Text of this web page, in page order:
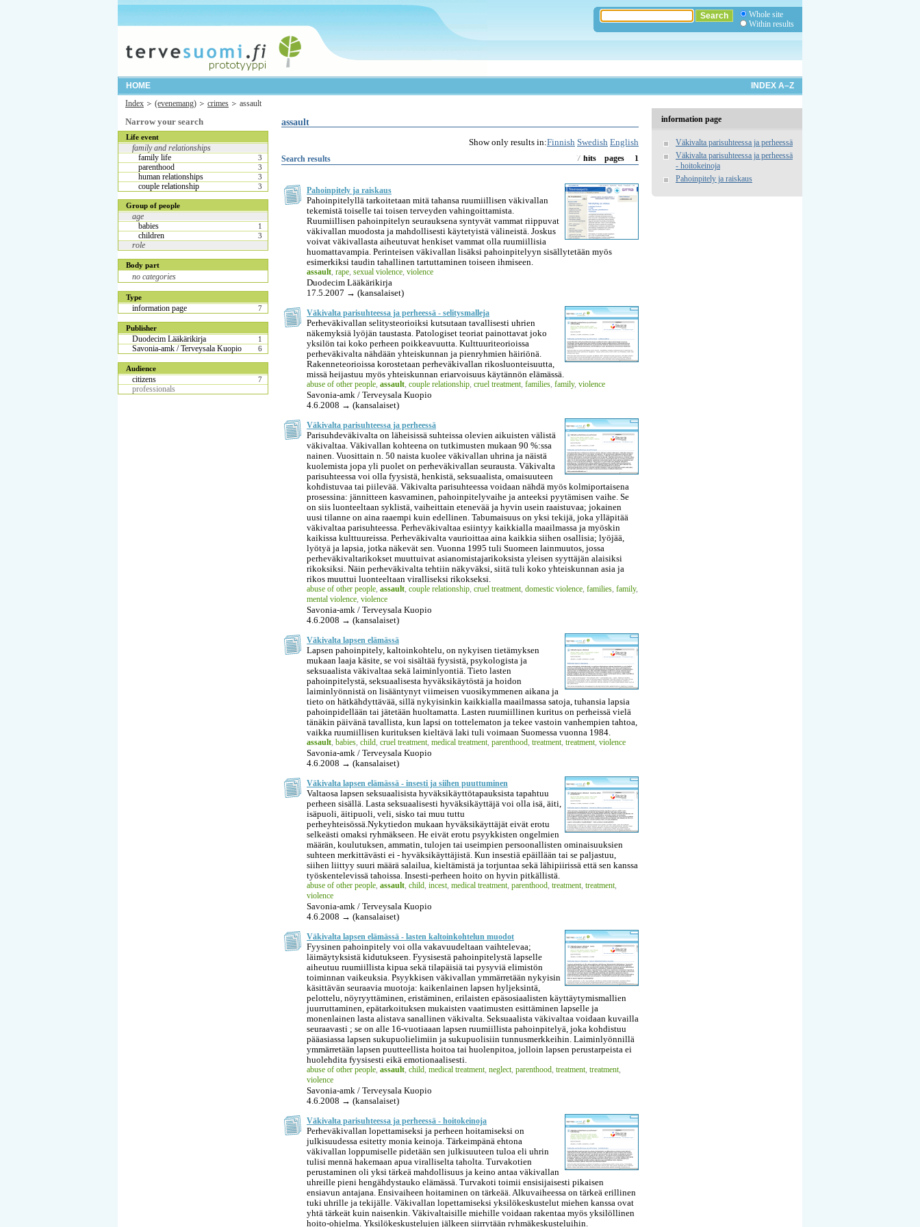
Whole site
Within results
HOME
INDEX A–Z
Index
(evenemang) crimes assault
Narrow your search
Life event
family and relationships
family life
3
parenthood 3
human relationships 3
couple relationship 3
Group of people
age
babies
1
children 3
role
Body part
no categories
Type
information page 7
Publisher
Duodecim Lääkärikirja 1
Savonia-amk / Terveysala Kuopio 6
Audience
citizens 7
professionals
assault
Show only results in:Finnish Swedish English
Search results 7hits pages 1
Pahoinpitely ja raiskaus
Pahoinpitelyllä tarkoitetaan mitä tahansa ruumiillisen väkivallan
tekemistä toiselle tai toisen terveyden vahingoittamista.
Ruumiillisen pahoinpitelyn seurauksena syntyvät vammat riippuvat
väkivallan muodosta ja mahdollisesti käytetyistä välineistä. Joskus
voivat väkivallasta aiheutuvat henkiset vammat olla ruumiillisia
huomattavampia. Perinteisen väkivallan lisäksi pahoinpitelyyn sisällytetään myös
esimerkiksi taudin tahallinen tartuttaminen toiseen ihmiseen.
assault rape sexual violence violence
Duodecim Lääkärikirja
17.5.2007 → (kansalaiset)
Väkivalta parisuhteessa ja perheessä - selitysmalleja
Perheväkivallan selitysteorioiksi kutsutaan tavallisesti uhrien
näkemyksiä lyöjän taustasta. Patologiset teoriat painottavat joko
yksilön tai koko perheen poikkeavuutta. Kulttuuriteorioissa
perheväkivalta nähdään yhteiskunnan ja pienryhmien häiriönä.
Rakenneteorioissa korostetaan perheväkivallan rikosluonteisuutta,
missä heijastuu myös yhteiskunnan eriarvoisuus käytännön elämässä.
abuse of other people assault couple relationship cruel treatment families family, violence
Savonia-amk / Terveysala Kuopio
4.6.2008 → (kansalaiset)
Väkivalta parisuhteessa ja perheessä
Parisuhdeväkivalta on läheisissä suhteissa olevien aikuisten välistä
väkivaltaa. Väkivallan kohteena on tutkimusten mukaan 90 %:ssa
nainen. Vuosittain n. 50 naista kuolee väkivallan uhrina ja näistä
kuolemista jopa yli puolet on perheväkivallan seurausta. Väkivalta
parisuhteessa voi olla fyysistä, henkistä, seksuaalista, omaisuuteen
kohdistuvaa tai piilevää. Väkivalta parisuhteessa voidaan nähdä myös kolmiportaisena
prosessina: jännitteen kasvaminen, pahoinpitelyvaihe ja anteeksi pyytämisen vaihe. Se
on siis luonteeltaan syklistä, vaiheittain etenevää ja hyvin usein raaistuvaa; jokainen
uusi tilanne on aina raaempi kuin edellinen. Tabumaisuus on yksi tekijä, joka ylläpitää
väkivaltaa parisuhteessa. Perheväkivaltaa esiintyy kaikkialla maailmassa ja myöskin
kaikissa kulttuureissa. Perheväkivalta vaurioittaa aina kaikkia siihen osallisia; lyöjää,
lyötyä ja lapsia, jotka näkevät sen. Vuonna 1995 tuli Suomeen lainmuutos, jossa
perheväkivaltarikokset muuttuivat asianomistajarikoksista yleisen syyttäjän alaisiksi
rikoksiksi. Näin perheväkivalta tehtiin näkyväksi, siitä tuli koko yhteiskunnan asia ja
rikos muuttui luonteeltaan viralliseksi rikokseksi.
abuse of other people assault couple relationship cruel treatment domestic violence families family,
mental violence violence
Savonia-amk / Terveysala Kuopio
4.6.2008 → (kansalaiset)
Väkivalta lapsen elämässä
Lapsen pahoinpitely, kaltoinkohtelu, on nykyisen tietämyksen
mukaan laaja käsite, se voi sisältää fyysistä, psykologista ja
seksuaalista väkivaltaa sekä laiminlyontiä. Tieto lasten
pahoinpitelystä, seksuaalisesta hyväksikäytöstä ja hoidon
laiminlyönnistä on lisääntynyt viimeisen vuosikymmenen aikana ja
tieto on hätkähdyttävää, sillä nykyisinkin kaikkialla maailmassa satoja, tuhansia lapsia
pahoinpidellään tai jätetään huoltamatta. Lasten ruumiillinen kuritus on perheissä vielä
tänäkin päivänä tavallista, kun lapsi on tottelematon ja tekee vastoin vanhempien tahtoa,
vaikka ruumiillisen kurituksen kieltävä laki tuli voimaan Suomessa vuonna 1984.
assault babies child cruel treatment medical treatment parenthood treatment treatment violence
Savonia-amk / Terveysala Kuopio
4.6.2008 → (kansalaiset)
Väkivalta lapsen elämässä - insesti ja siihen puuttuminen
Valtaosa lapsen seksuaalisista hyväksikäyttötapauksista tapahtuu
perheen sisällä. Lasta seksuaalisesti hyväksikäyttäjä voi olla isä, äiti,
isäpuoli, äitipuoli, veli, sisko tai muu tuttu
perheyhteisössä.Nykytiedon mukaan hyväksikäyttäjät eivät erotu
selkeästi omaksi ryhmäkseen. He eivät erotu psyykkisten ongelmien
määrän, koulutuksen, ammatin, tulojen tai useimpien persoonallisten ominaisuuksien
suhteen merkittävästi ei - hyväksikäyttäjistä. Kun insestiä epäillään tai se paljastuu,
siihen liittyy suuri määrä salailua, kieltämistä ja torjuntaa sekä lähipiirissä että sen kanssa
työskentelevissä tahoissa. Insesti-perheen hoito on hyvin pitkällistä.
abuse of other people assault child incest medical treatment parenthood treatment treatment
violence
Savonia-amk / Terveysala Kuopio
4.6.2008 → (kansalaiset)
Väkivalta lapsen elämässä - lasten kaltoinkohtelun muodot
Fyysinen pahoinpitely voi olla vakavuudeltaan vaihtelevaa;
läimäytyksistä kidutukseen. Fyysisestä pahoinpitelystä lapselle
aiheutuu ruumiillista kipua sekä tilapäisiä tai pysyviä elimistön
toiminnan vaikeuksia. Psyykkisen väkivallan ymmärretään nykyisin
käsittävän seuraavia muotoja: kaikenlainen lapsen hyljeksintä,
pelottelu, nöyryyttäminen, eristäminen, erilaisten epäsosiaalisten käyttäytymismallien
juurruttaminen, epätarkoituksen mukaisten vaatimusten esittäminen lapselle ja
monenlainen lasta alistava sanallinen väkivalta. Seksuaalista väkivaltaa voidaan kuvailla
seuraavasti ; se on alle 16-vuotiaaan lapsen ruumiillista pahoinpitelyä, joka kohdistuu
pääasiassa lapsen sukupuolielimiin ja sukupuolisiin tunnusmerkkeihin. Laiminlyönnillä
ymmärretään lapsen puutteellista hoitoa tai huolenpitoa, jolloin lapsen perustarpeista ei
huolehdita fyysisesti eikä emotionaalisesti.
abuse of other people assault child medical treatment neglect parenthood treatment treatment
violence
Savonia-amk / Terveysala Kuopio
4.6.2008 → (kansalaiset)
Väkivalta parisuhteessa ja perheessä - hoitokeinoja
Perheväkivallan lopettamiseksi ja perheen hoitamiseksi on
julkisuudessa esitetty monia keinoja. Tärkeimpänä ehtona
väkivallan loppumiselle pidetään sen julkisuuteen tuloa eli uhrin
tulisi mennä hakemaan apua viralliselta taholta. Turvakotien
perustaminen oli yksi tärkeä mahdollisuus ja keino antaa väkivallan
uhreille pieni hengähdystauko elämässä. Turvakoti toimii ensisijaisesti pikaisen
ensiavun antajana. Ensivaiheen hoitaminen on tärkeää. Alkuvaiheessa on tärkeä erillinen
tuki uhrille ja tekijälle. Väkivallan lopettamiseksi yksilökeskustelut miehen kanssa ovat
yhtä tärkeät kuin naisenkin. Väkivaltaisille miehille voidaan rakentaa myös yksilöllinen
hoito-ohjelma. Yksilökeskustelujen jälkeen siirrytään ryhmäkeskusteluihin.
information page
Väkivalta parisuhteessa ja perheessä
Väkivalta parisuhteessa ja perheessä
- hoitokeinoja
Pahoinpitely ja raiskaus